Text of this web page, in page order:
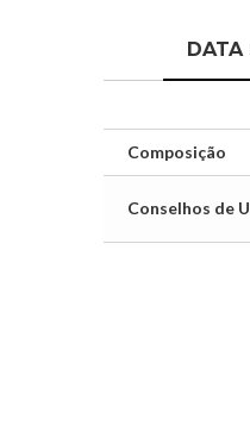
DATA
Composição
Conselhos de